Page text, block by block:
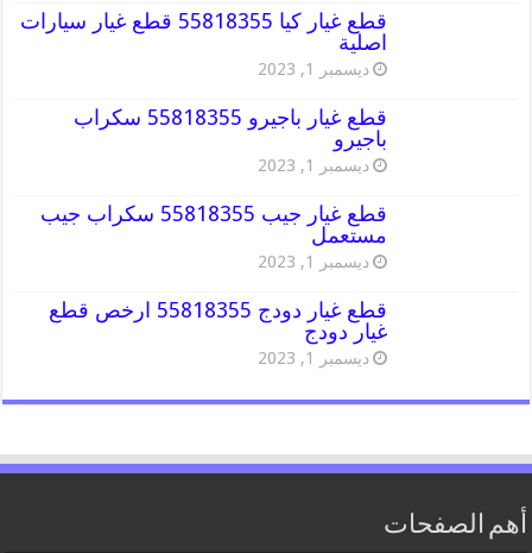
قطع غيار كيا 55818355 قطع غيار سيارات
اصلية
ديسمبر 1, 2023
قطع غيار باجيرو 55818355 سكراب
باجيرو
ديسمبر 1, 2023
قطع غيار جيب 55818355 سكراب جيب
مستعمل
ديسمبر 1, 2023
قطع غيار دودج 55818355 ارخص قطع
غيار دودج
ديسمبر 1, 2023
أهم الصفحات